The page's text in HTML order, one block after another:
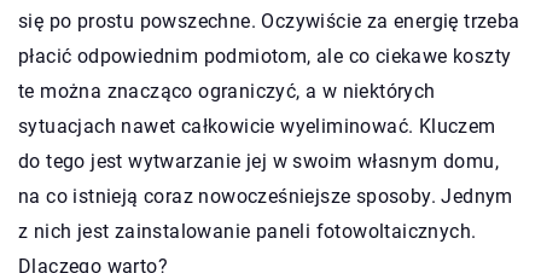
się po prostu powszechne. Oczywiście za energię trzeba
płacić odpowiednim podmiotom, ale co ciekawe koszty
te można znacząco ograniczyć, a w niektórych
sytuacjach nawet całkowicie wyeliminować. Kluczem
do tego jest wytwarzanie jej w swoim własnym domu,
na co istnieją coraz nowocześniejsze sposoby. Jednym
z nich jest zainstalowanie paneli fotowoltaicznych.
Dlaczego warto?